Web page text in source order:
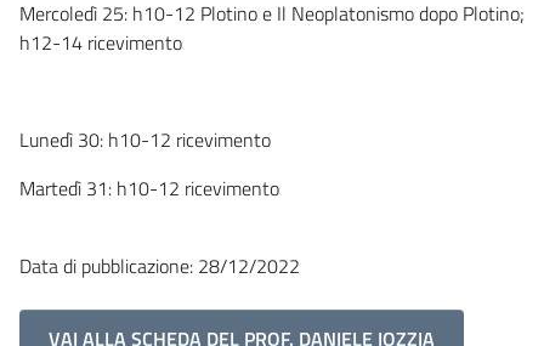
Mercoledì 25: h10-12 Plotino e Il Neoplatonismo dopo Plotino;
h12-14 ricevimento
Lunedì 30: h10-12 ricevimento
Martedì 31: h10-12 ricevimento
Data di pubblicazione: 28/12/2022
VAI ALLA SCHEDA DEL PROF. DANIELE IOZZIA